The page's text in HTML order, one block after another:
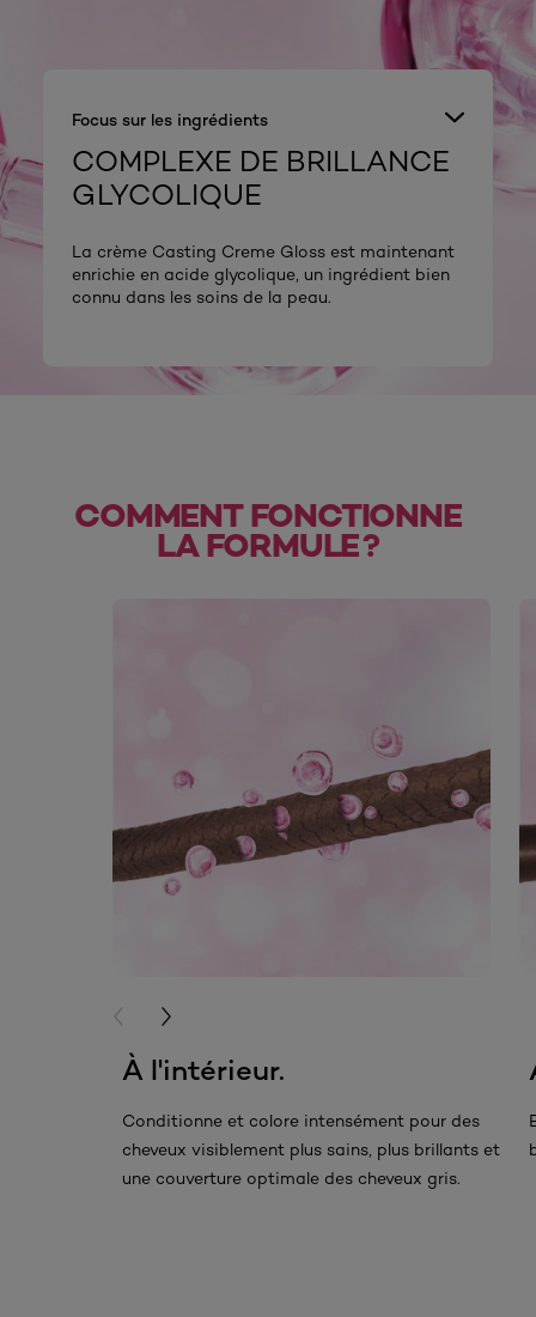
Focus sur les ingrédients
COMPLEXE DE BRILLANCE
GLYCOLIQUE
La crème Casting Creme Gloss est maintenant
enrichie en acide glycolique, un ingrédient bien
connu dans les soins de la peau.
COMMENT FONCTIONNE
LA FORMULE ?
À l'intérieur.
Conditionne et colore intensément pour des
cheveux visiblement plus sains, plus brillants et
une couverture optimale des cheveux gris.
PREVIOUS CARD
NEXT CARD